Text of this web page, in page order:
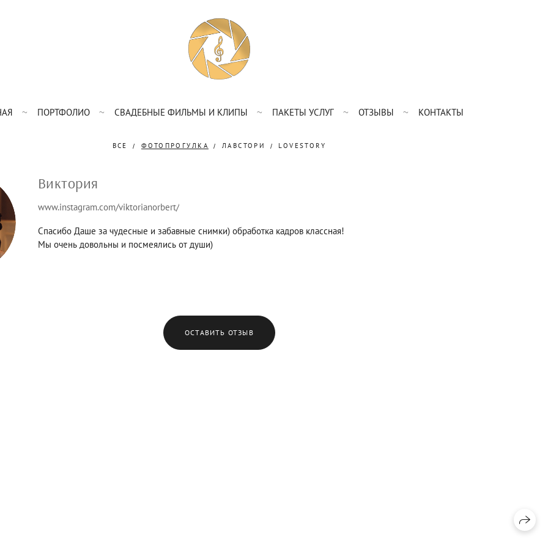
ПОРТФОЛИО СВАДЕБНЫЕ ФИЛЬМЫ И КЛИПЫ ПАКЕТЫ УСЛУГ ОТЗЫВЫ КОНТАКТЫ
ВСЕ ФОТОПРОГУЛКА ЛАВСТОРИ LOVESTORY
Виктория
www.instagram.com/viktorianorbert/
Спасибо Даше за чудесные и забавные снимки) обработка кадров классная!
Мы очень довольны и посмеялись от души)
ОСТАВИТЬ ОТЗЫВ